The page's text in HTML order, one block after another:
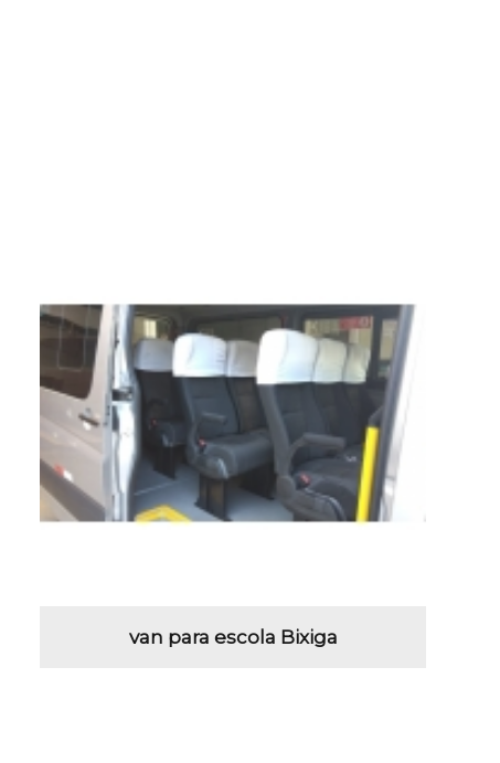
van para escola Bixiga